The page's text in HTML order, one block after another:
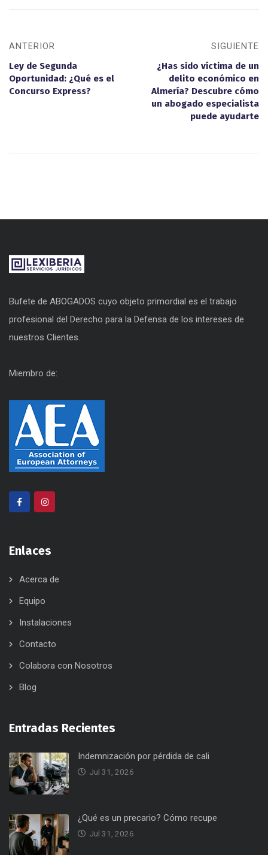
ANTERIOR
Ley de Segunda
Oportunidad: ¿Qué es el
Concurso Express?
SIGUIENTE
¿Has sido víctima de un
delito económico en
Almería? Descubre cómo
un abogado especialista
puede ayudarte
Bufete de ABOGADOS cuyo objeto primordial es el trabajo
profesional del Derecho para la Defensa de los intereses de
nuestros Clientes.
Miembro de:
Enlaces
Acerca de
Equipo
Instalaciones
Contacto
Colabora con Nosotros
Blog
Entradas Recientes
Indemnización por pérdida de cali
Jul 31, 2026
¿Qué es un precario? Cómo recupe
Jul 31, 2026